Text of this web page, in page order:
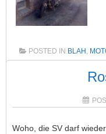
POSTED IN BLAH ,
Woho, die SV darf